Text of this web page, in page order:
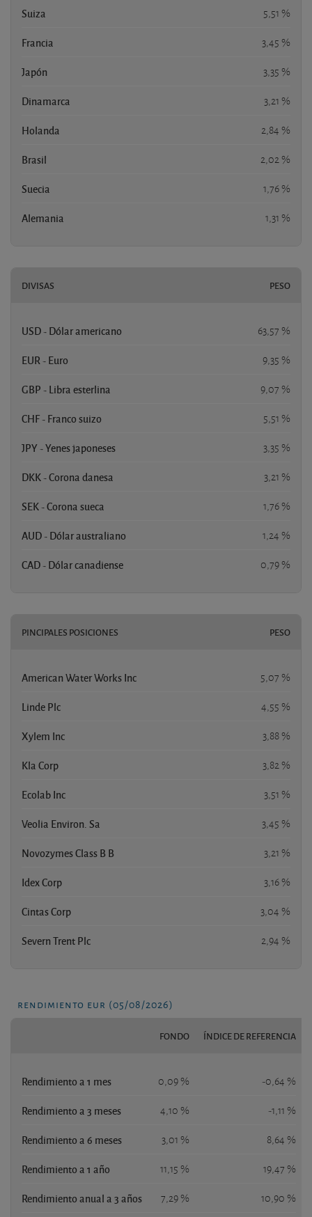
Suiza 5,51 %
Francia 3,45 %
Japón 3,35 %
Dinamarca 3,21 %
Holanda 2,84 %
Brasil 2,02 %
Suecia 1,76 %
Alemania 1,31 %
DIVISAS PESO
USD - Dólar americano 63,57 %
EUR - Euro 9,35 %
GBP - Libra esterlina 9,07 %
CHF - Franco suizo 5,51 %
JPY - Yenes japoneses 3,35 %
DKK - Corona danesa 3,21 %
SEK - Corona sueca 1,76 %
AUD - Dólar australiano 1,24 %
CAD - Dólar canadiense 0,79 %
PINCIPALES POSICIONES PESO
American Water Works Inc 5,07 %
Linde Plc 4,55 %
Xylem Inc 3,88 %
Kla Corp 3,82 %
Ecolab Inc 3,51 %
Veolia Environ. Sa 3,45 %
Novozymes Class B B 3,21 %
Idex Corp 3,16 %
Cintas Corp 3,04 %
Severn Trent Plc 2,94 %
rendimiento eur (05/08/2026)
FONDO ÍNDICE DE REFERENCIA
Rendimiento a 1 mes 0,09 % -0,64 %
Rendimiento a 3 meses 4,10 % -1,11 %
Rendimiento a 6 meses 3,01 % 8,64 %
Rendimiento a 1 año 11,15 % 19,47 %
Rendimiento anual a 3 años 7,29 % 10,90 %